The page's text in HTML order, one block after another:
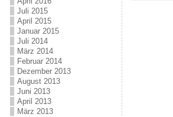
Juli 2015
April 2015
Januar 2015
Juli 2014
März 2014
Februar 2014
Dezember 2013
August 2013
Juni 2013
April 2013
März 2013